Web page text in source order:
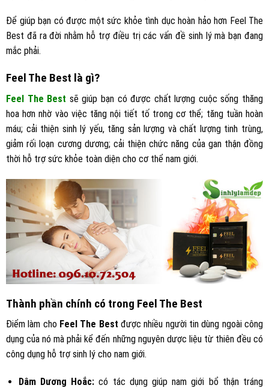
Để giúp bạn có được một sức khỏe tình dục hoàn hảo hơn Feel The
Best đã ra đời nhằm hỗ trợ điều trị các vấn đề sinh lý mà bạn đang
mắc phải.
Feel The Best là gì?
Feel The Best sẽ giúp bạn có được chất lượng cuộc sống thăng
hoa hơn nhờ vào việc tăng nội tiết tố trong cơ thể; tăng tuần hoàn
máu; cải thiện sinh lý yếu, tăng sản lượng và chất lượng tinh trùng,
giảm rối loạn cương dương; cải thiện chức năng của gan thận đồng
thời hỗ trợ sức khỏe toàn diện cho cơ thể nam giới.
Thành phần chính có trong Feel The Best
Điểm làm choFeel The Best được nhiều người tin dùng ngoài công
dụng của nó mà phải kể đến những nguyên dược liệu từ thiên đều có
công dụng hỗ trợ sinh lý cho nam giới.
Dâm Dương Hoắc:có tác dụng giúp nam giới bổ thận tráng